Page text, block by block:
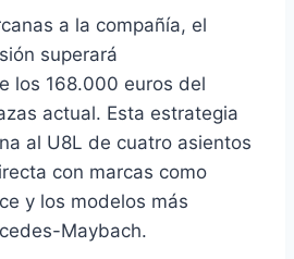
a la compañía, el
superará
los 168.000 euros del
actual. Esta estrategia
al U8L de cuatro asientos
con marcas como
y los modelos más
Maybach.